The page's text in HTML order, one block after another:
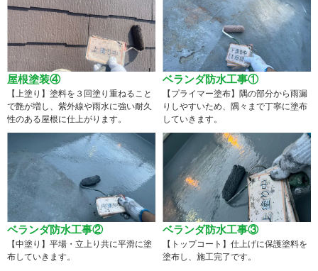
屋根塗装④
【上塗り】塗料を３回塗り重ねること
で艶が増し、紫外線や雨水に強い耐久
性のある屋根に仕上がります。
ベランダ防水工事①
【プライマー塗布】隅の部分から雨漏
りしやすいため、隅々まで丁寧に塗布
していきます。
ベランダ防水工事②
【中塗り】平場・立上り共に平滑に塗
布していきます。
ベランダ防水工事③
【トップコート】仕上げに保護塗料を
塗布し、施工完了です。